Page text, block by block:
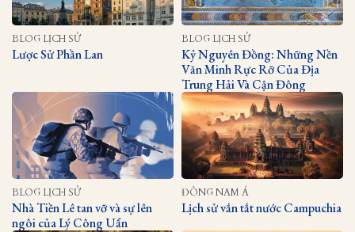
BLOG LỊCH SỬ
Lược Sử Phần Lan
BLOG LỊCH SỬ
Kỷ Nguyên Đồng: Những Nền
Văn Minh Rực Rỡ Của Địa
Trung Hải Và Cận Đông
BLOG LỊCH SỬ
Nhà Tiền Lê tan vỡ và sự lên
ngôi của Lý Công Uẩn
ĐÔNG NAM Á
Lịch sử vắn tắt nước Campuchia